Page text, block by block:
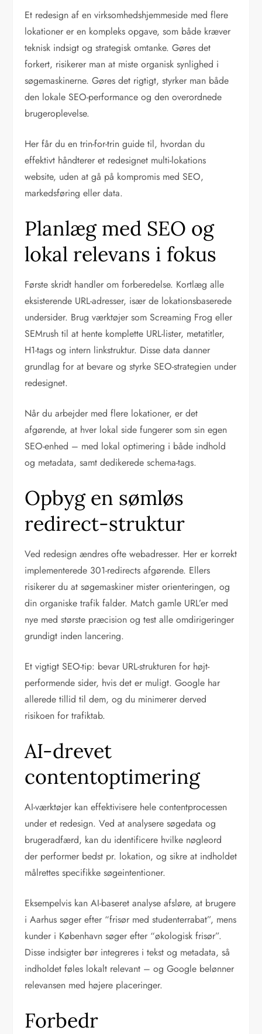
Et redesign af en virksomhedshjemmeside med flere
lokationer er en kompleks opgave, som både kræver
teknisk indsigt og strategisk omtanke. Gøres det
forkert, risikerer man at miste organisk synlighed i
søgemaskinerne. Gøres det rigtigt, styrker man både
den lokale SEO-performance og den overordnede
brugeroplevelse.
Her får du en trin-for-trin guide til, hvordan du
effektivt håndterer et redesignet multi-lokations
website, uden at gå på kompromis med SEO,
markedsføring eller data.
Planlæg med SEO og
lokal relevans i fokus
Første skridt handler om forberedelse. Kortlæg alle
eksisterende URL-adresser, især de lokationsbaserede
undersider. Brug værktøjer som Screaming Frog eller
SEMrush til at hente komplette URL-lister, metatitler,
H1-tags og intern linkstruktur. Disse data danner
grundlag for at bevare og styrke SEO-strategien under
redesignet.
Når du arbejder med flere lokationer, er det
afgørende, at hver lokal side fungerer som sin egen
SEO-enhed – med lokal optimering i både indhold
og metadata, samt dedikerede schema-tags.
Opbyg en sømløs
redirect-struktur
Ved redesign ændres ofte webadresser. Her er korrekt
implementerede 301-redirects afgørende. Ellers
risikerer du at søgemaskiner mister orienteringen, og
din organiske trafik falder. Match gamle URL’er med
nye med største præcision og test alle omdirigeringer
grundigt inden lancering.
Et vigtigt SEO-tip: bevar URL-strukturen for højt-
performende sider, hvis det er muligt. Google har
allerede tillid til dem, og du minimerer derved
risikoen for trafiktab.
AI-drevet
contentoptimering
AI-værktøjer kan effektivisere hele contentprocessen
under et redesign. Ved at analysere søgedata og
brugeradfærd, kan du identificere hvilke nøgleord
der performer bedst pr. lokation, og sikre at indholdet
målrettes specifikke søgeintentioner.
Eksempelvis kan AI-baseret analyse afsløre, at brugere
i Aarhus søger efter “frisør med studenterrabat”, mens
kunder i København søger efter “økologisk frisør”.
Disse indsigter bør integreres i tekst og metadata, så
indholdet føles lokalt relevant – og Google belønner
relevansen med højere placeringer.
Forbedr